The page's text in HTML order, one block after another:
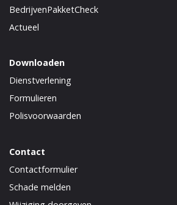
BedrijvenPakketCheck
Actueel
Downloaden
Dienstverlening
Formulieren
Polisvoorwaarden
Contact
Contactformulier
Schade melden